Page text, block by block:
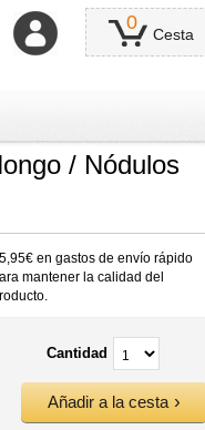
0
Cesta
/ Nódulos
en gastos de envío rápido
mantener la calidad del
Cantidad
Añadir a la cesta